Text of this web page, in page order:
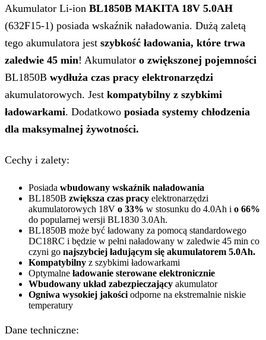
Akumulator Li-ion BL1850B MAKITA 18V 5.0AH
(632F15-1) posiada wskaźnik naładowania. Dużą zaletą
tego akumulatora jest szybkość ładowania, które trwa
zaledwie 45 min! Akumulator o zwiększonej pojemności
BL1850B wydłuża czas pracy elektronarzędzi
akumulatorowych. Jest kompatybilny z szybkimi
ładowarkami. Dodatkowo posiada systemy chłodzenia
dla maksymalnej żywotności.
Cechy i zalety:
Posiada wbudowany wskaźnik naładowania
BL1850B zwiększa czas pracy elektronarzędzi
akumulatorowych 18V o 33% w stosunku do 4.0Ah i o 66%
do popularnej wersji BL1830 3.0Ah.
BL1850B może być ładowany za pomocą standardowego
DC18RC i będzie w pełni naładowany w zaledwie 45 min co
czyni go najszybciej ładującym się akumulatorem 5.0Ah.
Kompatybilny z szybkimi ładowarkami
Optymalne ładowanie sterowane elektronicznie
Wbudowany układ zabezpieczający akumulator
Ogniwa wysokiej jakości odporne na ekstremalnie niskie
temperatury
Dane techniczne: